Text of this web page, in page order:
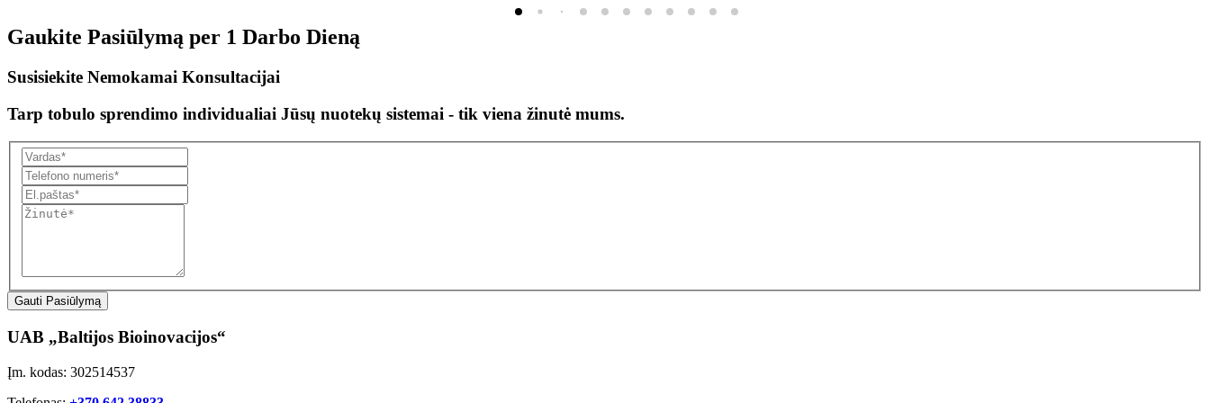
Gaukite Pasiūlymą per 1 Darbo Dieną
Susisiekite Nemokamai Konsultacijai
Tarp tobulo sprendimo individualiai Jūsų nuotekų sistemai - tik viena žinutė mums.
Gauti Pasiūlymą
UAB „Baltijos Bioinovacijos“
Įm. kodas: 302514537